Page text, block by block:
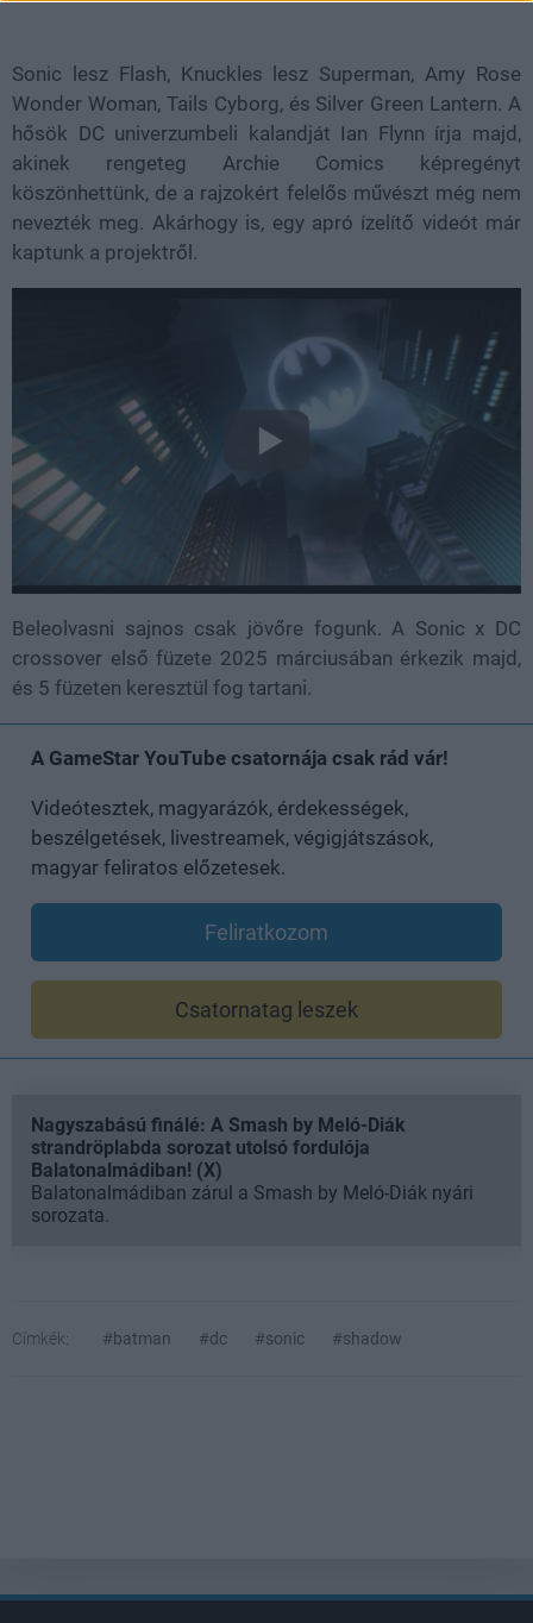
Sonic lesz Flash, Knuckles lesz Superman, Amy Rose
Wonder Woman, Tails Cyborg, és Silver Green Lantern. A
hősök DC univerzumbeli kalandját Ian Flynn írja majd,
akinek rengeteg Archie Comics képregényt
köszönhettünk, de a rajzokért felelős művészt még nem
nevezték meg. Akárhogy is, egy apró ízelítő videót már
kaptunk a projektről.
Beleolvasni sajnos csak jövőre fogunk. A Sonic x DC
crossover első füzete 2025 márciusában érkezik majd,
és 5 füzeten keresztül fog tartani.
A GameStar YouTube csatornája csak rád vár!
Videótesztek, magyarázók, érdekességek,
beszélgetések, livestreamek, végigjátszások,
magyar feliratos előzetesek.
Feliratkozom
Csatornatag leszek
Nagyszabású finálé: A Smash by Meló-Diák
strandröplabda sorozat utolsó fordulója
Balatonalmádiban! (X)
Balatonalmádiban zárul a Smash by Meló-Diák nyári
sorozata.
Címkék: #batman #dc #sonic #shadow